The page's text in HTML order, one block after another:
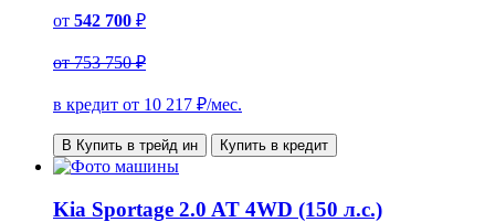
от 542 700 ₽
от753 750 ₽
в кредит от 10 217 ₽/мес.
В Купить в трейд ин Купить в кредит
Kia Sportage 2.0 AT 4WD (150 л.с.)